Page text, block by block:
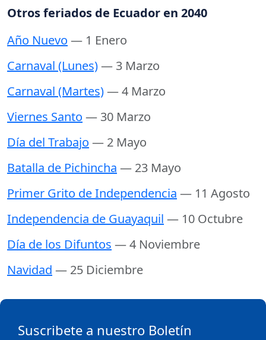
Otros feriados de Ecuador en 2040
Año Nuevo — 1 Enero
Carnaval (Lunes)— 3 Marzo
Carnaval (Martes)— 4 Marzo
Viernes Santo — 30 Marzo
Día del Trabajo — 2 Mayo
Batalla de Pichincha — 23 Mayo
Primer Grito de Independencia — 11 Agosto
Independencia de Guayaquil — 10 Octubre
Día de los Difuntos — 4 Noviembre
Navidad — 25 Diciembre
Suscribete a nuestro Boletín